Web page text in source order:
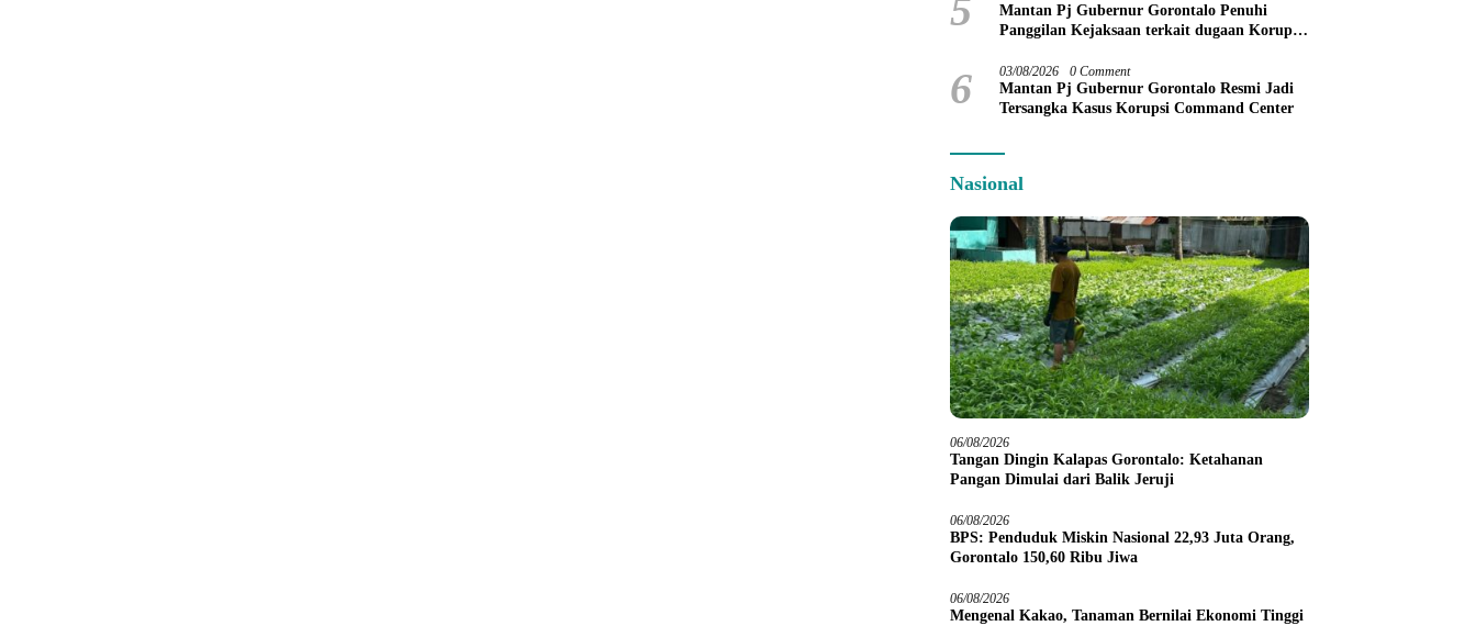
5
Mantan Pj Gubernur Gorontalo Penuhi
Panggilan Kejaksaan terkait dugaan Korupsi
6 03/08/2026 0 Comment
Mantan Pj Gubernur Gorontalo Resmi Jadi
Tersangka Kasus Korupsi Command Center
Nasional
06/08/2026
Tangan Dingin Kalapas Gorontalo: Ketahanan
Pangan Dimulai dari Balik Jeruji
06/08/2026
BPS: Penduduk Miskin Nasional 22,93 Juta Orang,
Gorontalo 150,60 Ribu Jiwa
06/08/2026
Mengenal Kakao, Tanaman Bernilai Ekonomi Tinggi